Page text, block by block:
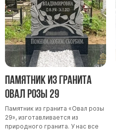
Памятник из гранита
Овал розы 29
Памятник из гранита «Овал розы
29», изготавливается из
природного гранита. У нас все